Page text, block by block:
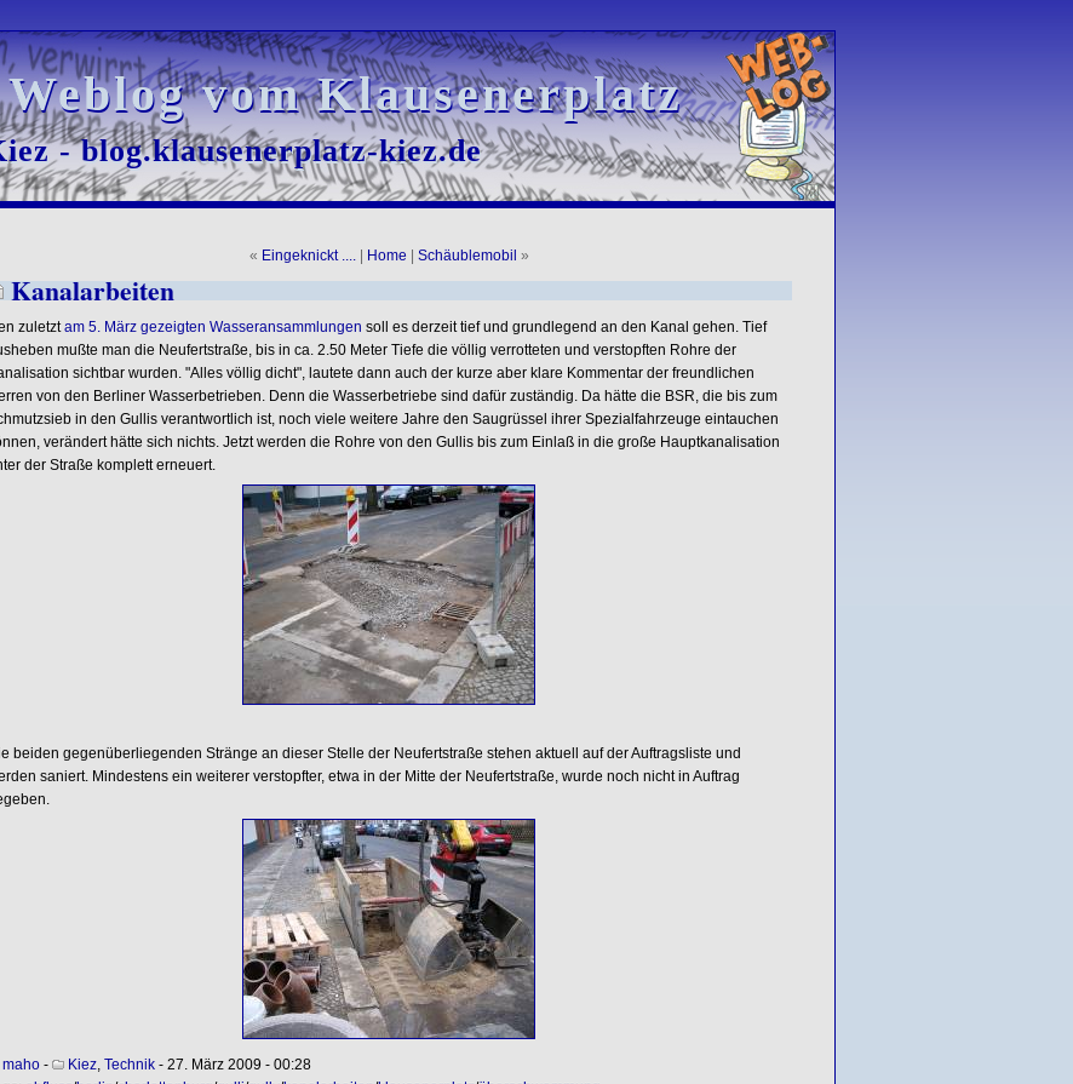
vom Klausenerplatz
vom Klausenerplatz
- blog.klausenerplatz-kiez.de
- blog.klausenerplatz-kiez.de
« Eingeknickt ....| Home Schäublemobil »
Kanalarbeiten
zuletztam 5. März gezeigten Wasseransammlungen soll es derzeit tief und grundlegend an den Kanal gehen. Tief
mußte man die Neufertstraße, bis in ca. 2.50 Meter Tiefe die völlig verrotteten und verstopften Rohre der
sichtbar wurden. "Alles völlig dicht", lautete dann auch der kurze aber klare Kommentar der freundlichen
von den Berliner Wasserbetrieben. Denn die Wasserbetriebe sind dafür zuständig. Da hätte die BSR, die bis zum
in den Gullis verantwortlich ist, noch viele weitere Jahre den Saugrüssel ihrer Spezialfahrzeuge eintauchen
verändert hätte sich nichts. Jetzt werden die Rohre von den Gullis bis zum Einlaß in die große Hauptkanalisation
der Straße komplett erneuert.
beiden gegenüberliegenden Stränge an dieser Stelle der Neufertstraße stehen aktuell auf der Auftragsliste und
saniert. Mindestens ein weiterer verstopfter, etwa in der Mitte der Neufertstraße, wurde noch nicht in Auftrag
maho- Kiez, Technik- 27. März 2009 - 00:28